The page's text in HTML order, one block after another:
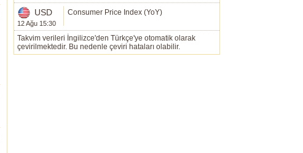
USD
12 Ağu 15:30
Consumer Price Index (YoY)
Takvim verileri İngilizce'den Türkçe'ye otomatik olarak
çevirilmektedir. Bu nedenle çeviri hataları olabilir.